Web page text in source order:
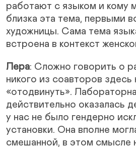
работают с языком и кому
близка эта тема, первыми
художницы. Сама тема
встроена в контекст
Лера: Сложно говорить о
никого из соавторов здесь
«отодвинуть».
действительно оказалась
у нас не было гендерно
установки. Она вполне
смешанной, в этом смысле